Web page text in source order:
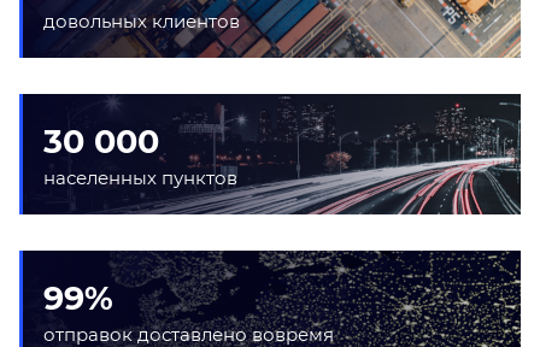
довольных клиентов
30 000
населенных пунктов
99%
отправок доставлено вовремя